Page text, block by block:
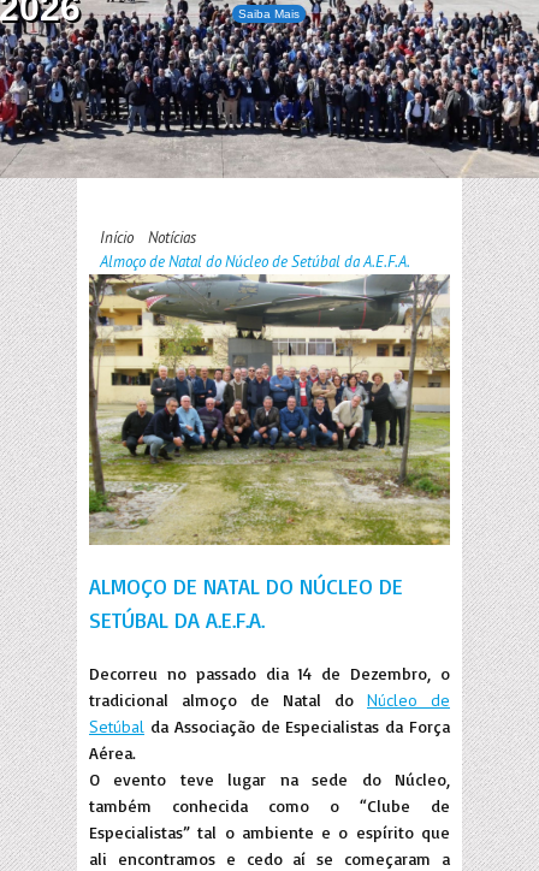
Saiba Mais
Início
Notícias
Almoço de Natal do Núcleo de Setúbal da A.E.F.A.
ALMOÇO DE NATAL DO NÚCLEO DE
SETÚBAL DA A.E.F.A.
Decorreu no passado dia 14 de Dezembro, o
tradicional almoço de Natal do Núcleo de
Setúbal da Associação de Especialistas da Força
Aérea.
O evento teve lugar na sede do Núcleo,
também conhecida como o “Clube de
Especialistas” tal o ambiente e o espírito que
ali encontramos e cedo aí se começaram a